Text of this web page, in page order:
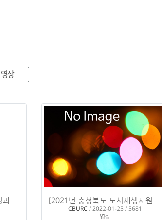
영상
[2022년 충청북도 도시재생성과공유회] [스케치 영상] 2022 충청북도 도시재생 네트워킹데이 [2021년 충청북도 도시재생지원센터 활동 스케치]
CBURC / 2022-01-25 / 5681
영상